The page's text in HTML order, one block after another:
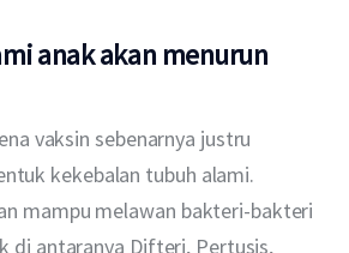
anak akan menurun
vaksin sebenarnya justru
kekebalan tubuh alami.
mampu melawan bakteri-bakteri
di antaranya Difteri, Pertusis,